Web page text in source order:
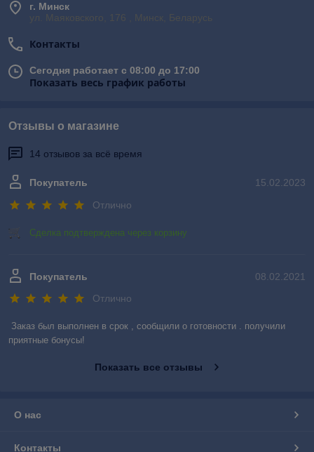
г. Минск
ул. Маяковского, 176 , Минск, Беларусь
Контакты
Сегодня работает с 08:00 до 17:00
Показать весь график работы
Отзывы о магазине
14 отзывов за всё время
15.02.2023
Покупатель
Отлично
Сделка подтверждена через корзину
08.02.2021
Покупатель
Отлично
Заказ был выполнен в срок , сообщили о готовности . получили
приятные бонусы!
Показать все отзывы
О нас
Контакты